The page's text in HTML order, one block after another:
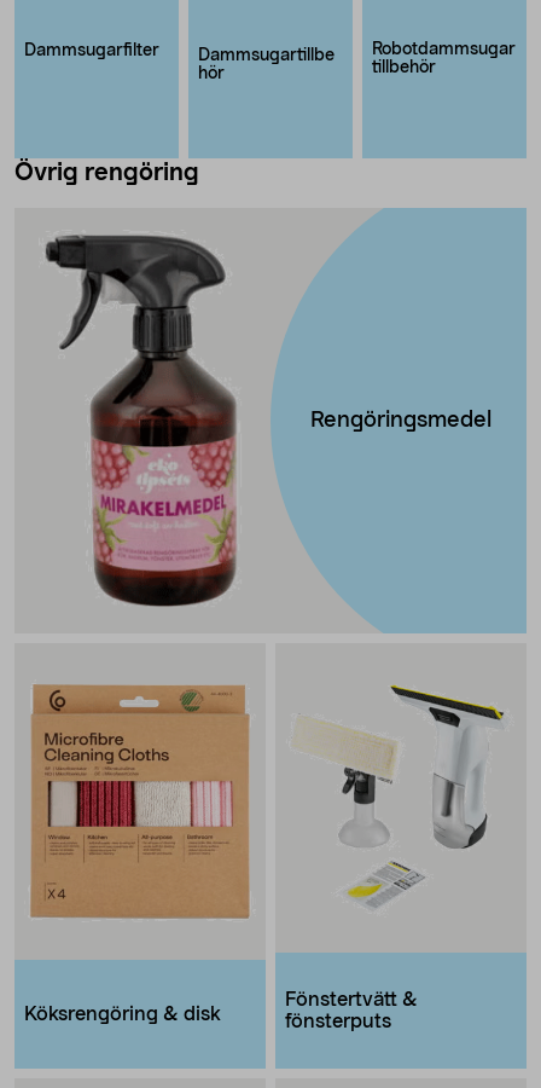
Dammsugarfilter
Dammsugartillbe
hör
Robotdammsugar
tillbehör
Övrig rengöring
Rengöringsmedel
Köksrengöring & disk
Fönstertvätt &
fönsterputs